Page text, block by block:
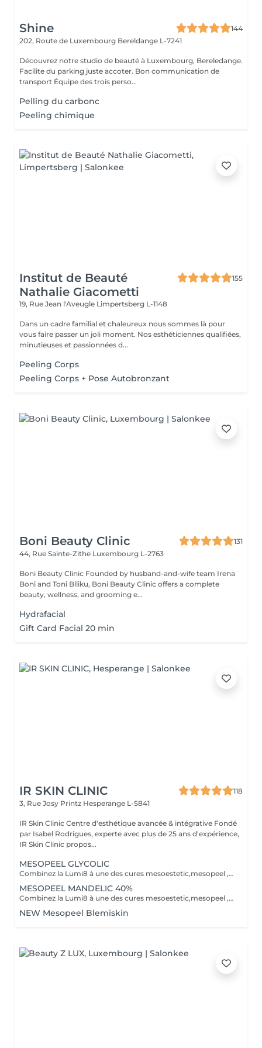
Shine
144
202, Route de Luxembourg Bereldange L-7241
Découvrez notre studio de beauté à Luxembourg, Bereledange.
Facilite du parking juste accoter. Bon communication de
transport Équipe des trois perso...
Pelling du carbonc
Peeling chimique
Institut de Beauté
Nathalie Giacometti
155
19, Rue Jean l'Aveugle Limpertsberg L-1148
Dans un cadre familial et chaleureux nous sommes là pour
vous faire passer un joli moment. Nos esthéticiennes qualifiées,
minutieuses et passionnées d...
Peeling Corps
Peeling Corps + Pose Autobronzant
Boni Beauty Clinic
131
44, Rue Sainte-Zithe Luxembourg L-2763
Boni Beauty Clinic Founded by husband-and-wife team Irena
Boni and Toni Blliku, Boni Beauty Clinic offers a complete
beauty, wellness, and grooming e...
Hydrafacial
Gift Card Facial 20 min
IR SKIN CLINIC
118
3, Rue Josy Printz Hesperange L-5841
IR Skin Clinic Centre d'esthétique avancée & intégrative Fondé
par Isabel Rodrigues, experte avec plus de 25 ans d'expérience,
IR Skin Clinic propos...
MESOPEEL GLYCOLIC
Combinez la Lumi8 à une des cures mesoestetic,mesopeel , mesoéclat... afin d'obtenir un résultat spectaculaire et durable. Recommandé pour l'anti-aging , les peaux acnéique , affaissées , les rides . les cicatrices et les autres imperfections de la peau. Bienvenue dans une nouvelle ère dans les soins du visage et du corps . Résultat spectaculaires , efficaces , durables et scientifiquement avérés, visible dès la première séance. Traitement indolore et non invasif Comme entretien ou prévention La réalisation d'un peeling, plusieurs fois par an, aide à maintenir un aspect sain et à améliorer la texture de la peau, en agissant préventivement contre le vieillissement.mesopeel® est la gamme la plus avancée de peelings chimiques spécifiquement conçue pour les professionnels nécessitant des produits sûrs, efficaces, faciles à utiliser et contrôlables. mesopeel® permet de traiter les hyperpigmentations, les manifestations de chaque phase du vieillissement et les esthétopathies telles que l'acné et ses séquelles, la couperose, la rosacée, les vergetures et d'autres imperfections.
MESOPEEL MANDELIC 40%
Combinez la Lumi8 à une des cures mesoestetic,mesopeel , mesoéclat... afin d'obtenir un résultat spectaculaire et durable. Recommandé pour l'anti-aging , les peaux acnéique , affaissées , les rides . les cicatrices et les autres imperfections de la peau. Bienvenue dans une nouvelle ère dans les soins du visage et du corps . Résultat spectaculaires , efficaces , durables et scientifiquement avérés, visible dès la première séance. Traitement indolore et non invasif Le micro-needling est un traitement qui utilise de minuscules aiguilles pour provoquer des minuscules perforations dans la peau. Ces petits points de contact encouragent le corps à créer une guérison curative ainsi qu'a resserrer, soulever et rajeunir la peau. Au fur et a mesure que votre peau se répare, la production de collagène et d'élastine se déclenche pour donner un effet repeuplant et raffermissant presque immédiat. Il peut également s'attaquer à d'autres problèmes de lésions cutanées tels que les cicatrices , les marques foncées, des dommages causés par le soleil et le vieillissement.mesopeel® est la gamme la plus avancée de peelings chimiques spécifiquement conçue pour les professionnels nécessitant des produits sûrs, efficaces, faciles à utiliser et contrôlables. mesopeel® permet de traiter les hyperpigmentations, les manifestations de chaque phase du vieillissement et les esthétopathies telles que l'acné et ses séquelles, la couperose, la rosacée, les vergetures et d'autres imperfections.
NEW Mesopeel Blemiskin